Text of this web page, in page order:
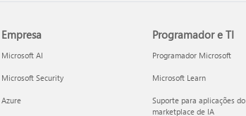
Empresa
Microsoft AI
Microsoft Security
Azure
Programador e TI
Programador Microsoft
Microsoft Learn
Suporte para aplicações do
marketplace de IA